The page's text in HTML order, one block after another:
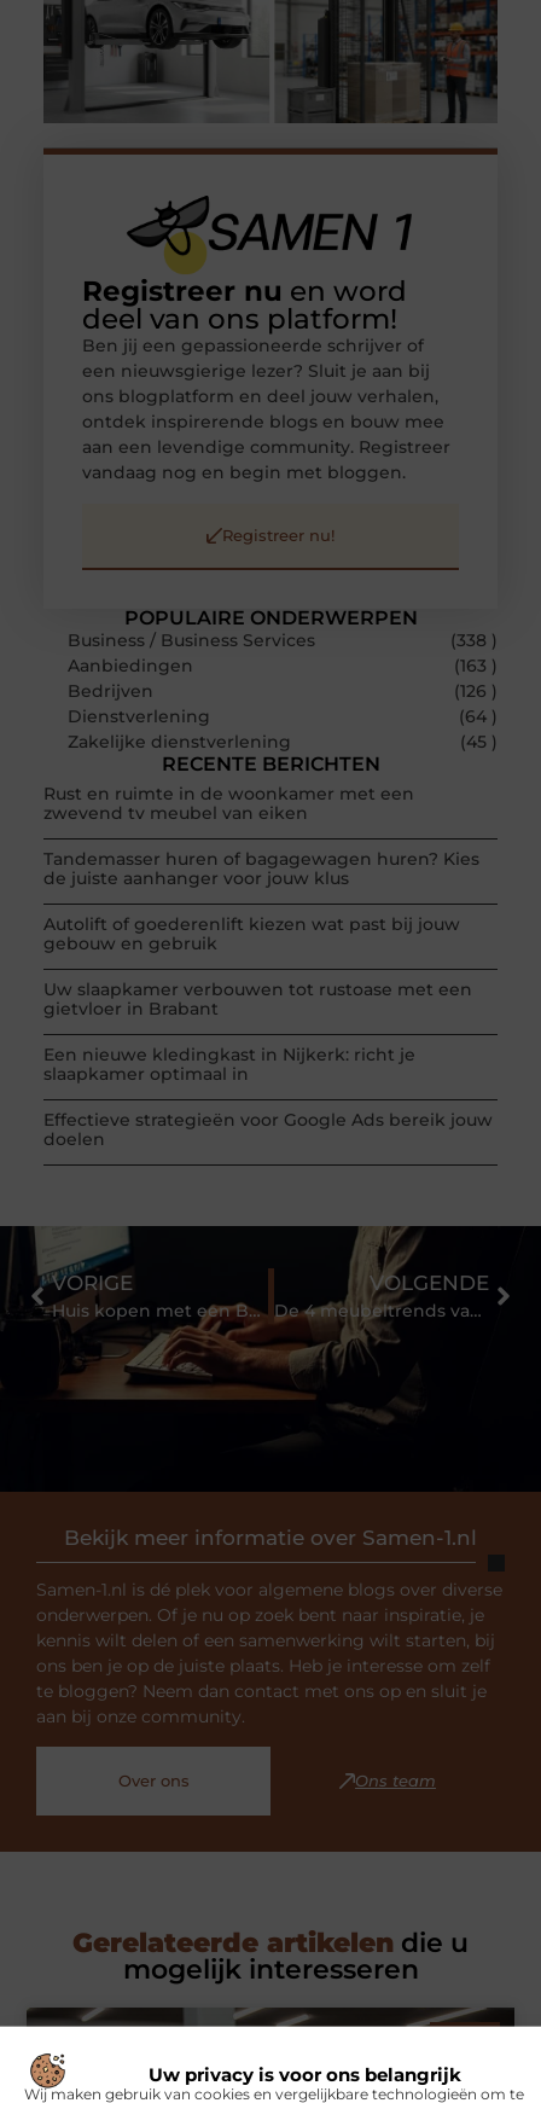
Uw privacy is voor ons belangrijk
Wij maken gebruik van cookies en vergelijkbare technologieën om te
POPULAIRE ONDERWERPEN
Business / Business Services
(338 )
Aanbiedingen
(163 )
Bedrijven
(126 )
Dienstverlening
(64 )
Zakelijke dienstverlening
(45 )
RECENTE BERICHTEN
Rust en ruimte in de woonkamer met een
zwevend tv meubel van eiken
Tandemasser huren of bagagewagen huren? Kies
de juiste aanhanger voor jouw klus
Autolift of goederenlift kiezen wat past bij jouw
gebouw en gebruik
Uw slaapkamer verbouwen tot rustoase met een
gietvloer in Brabant
Een nieuwe kledingkast in Nijkerk: richt je
slaapkamer optimaal in
Effectieve strategieën voor Google Ads bereik jouw
doelen
Registreer nu en word
deel van ons platform!
Ben jij een gepassioneerde schrijver of
een nieuwsgierige lezer? Sluit je aan bij
ons blogplatform en deel jouw verhalen,
ontdek inspirerende blogs en bouw mee
aan een levendige community. Registreer
vandaag nog en begin met bloggen.
Registreer nu!
Bekijk meer informatie over Samen-1.nl
Samen-1.nl is dé plek voor algemene blogs over diverse
onderwerpen. Of je nu op zoek bent naar inspiratie, je
kennis wilt delen of een samenwerking wilt starten, bij
ons ben je op de juiste plaats. Heb je interesse om zelf
te bloggen? Neem dan contact met ons op en sluit je
aan bij onze community.
Over ons Ons team
VORIGE
Huis kopen met een BKR
VOLGENDE
De 4 meubeltrends van dit moment
Gerelateerde artikelen die u
mogelijk interesseren